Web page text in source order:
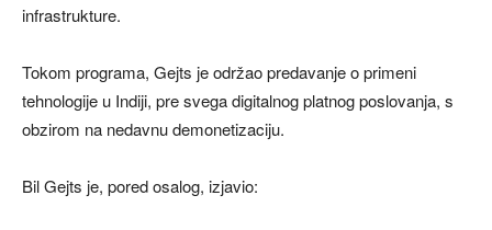
infrastrukture.
Tokom programa, Gejts je održao predavanje o primeni
tehnologije u Indiji, pre svega digitalnog platnog poslovanja, s
obzirom na nedavnu demonetizaciju.
Bil Gejts je, pored osalog, izjavio: